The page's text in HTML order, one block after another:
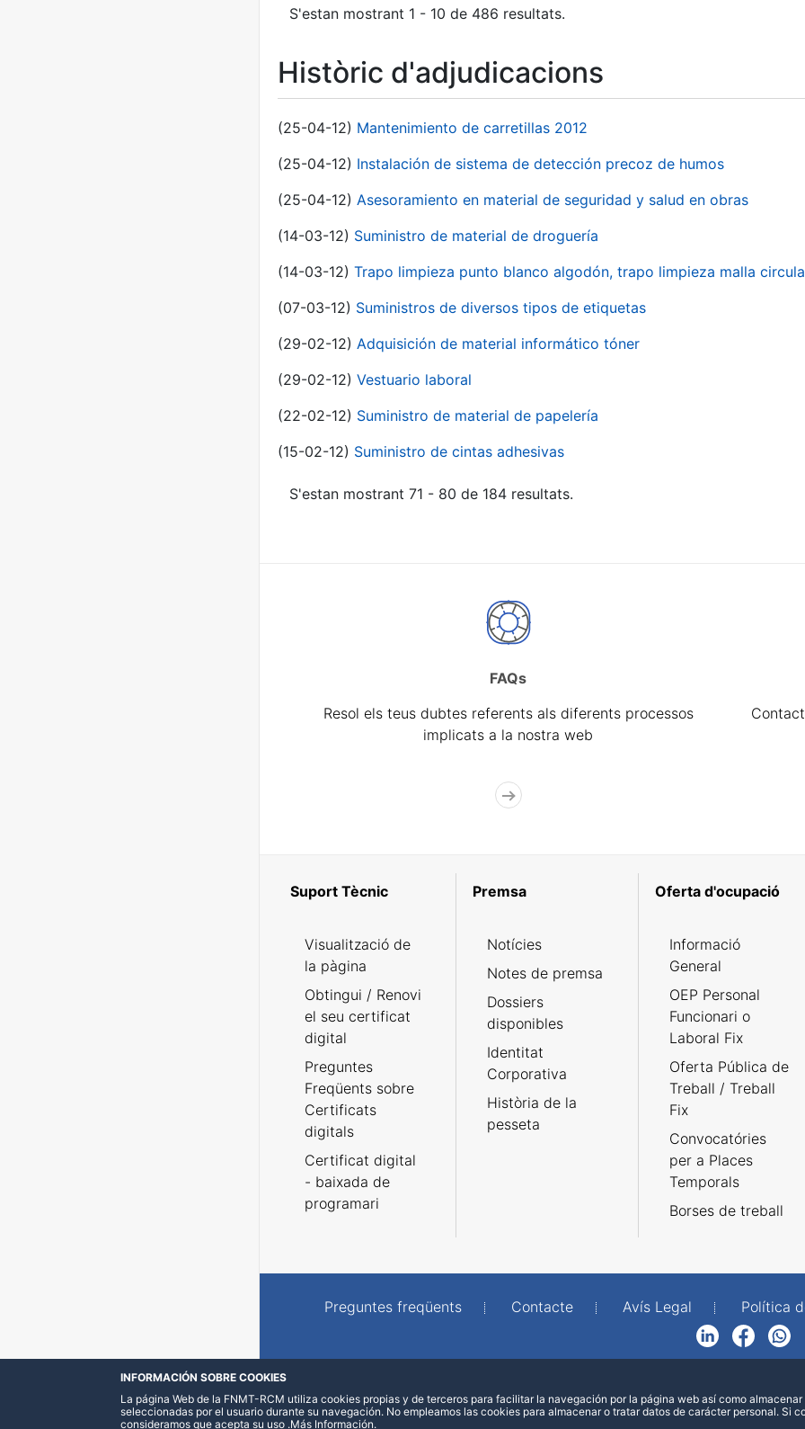
S'estan mostrant 1 - 10 de 486 resultats.
Històric d'adjudicacions
(25-04-12) Mantenimiento de carretillas 2012
(25-04-12) Instalación de sistema de detección precoz de humos
(25-04-12) Asesoramiento en material de seguridad y salud en obras
(14-03-12) Suministro de material de droguería
(14-03-12) Trapo limpieza punto blanco algodón, trapo limpieza malla
(07-03-12) Suministros de diversos tipos de etiquetas
(29-02-12) Adquisición de material informático tóner
(29-02-12) Vestuario laboral
(22-02-12) Suministro de material de papelería
(15-02-12) Suministro de cintas adhesivas
S'estan mostrant 71 - 80 de 184 resultats.
FAQs
Resol els teus dubtes referents als diferents processos
implicats a la nostra web
Suport Tècnic
Visualització de
la pàgina
Obtingui / Renovi
el seu certificat
digital
Preguntes
Freqüents sobre
Certificats
digitals
Certificat digital
- baixada de
programari
Premsa
Notícies
Notes de premsa
Dossiers
disponibles
Identitat
Corporativa
Història de la
pesseta
Oferta d'ocupació
Informació
General
OEP Personal
Funcionari o
Laboral Fix
Oferta Pública de
Treball / Treball
Fix
Convocatóries
per a Places
Temporals
Borses de treball
Preguntes freqüents Contacte Avís Legal Política
FacebookWhatsApp
INFORMACIÓN SOBRE COOKIES
La página Web de la FNMT-RCM utiliza cookies propias y de terceros para facilitar la navegación por la página web así como
seleccionadas por el usuario durante su navegación. No empleamos las cookies para almacenar o tratar datos de carácter personal. Si
consideramos que acepta su uso .Más Información.